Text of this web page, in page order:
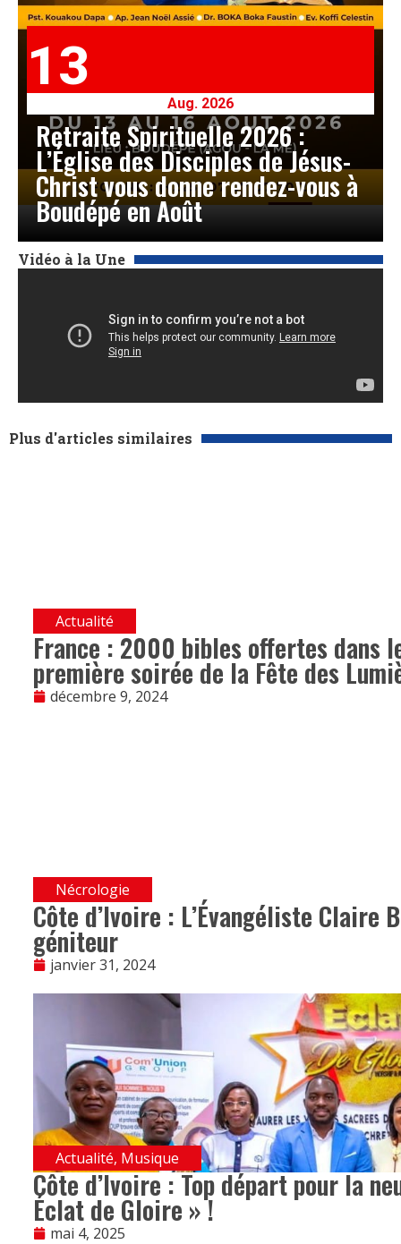
13
Aug. 2026
Retraite Spirituelle 2026 :
L’Église des Disciples de Jésus-
Christ vous donne rendez-vous à
Boudépé en Août
Vidéo à la Une
Plus d'articles similaires
Actualité
France : 2000 bibles offertes dans
première soirée de la Fête des
décembre 9, 2024
Nécrologie
Côte d’Ivoire : L’Évangéliste
géniteur
janvier 31, 2024
Actualité, Musique
Côte d’Ivoire : Top départ pour la
Éclat de Gloire » !
mai 4, 2025